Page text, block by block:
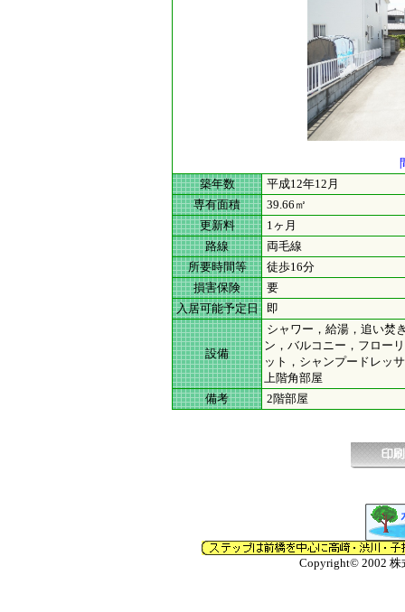
築年数
平成12年12月
専有面積
39.66㎡
更新料
1ヶ月
路線
両毛線
所要時間等
徒歩16分
損害保険
要
入居可能予定日
即
設備
シャワー，給湯，追い焚
ン，バルコニー，フロー
ット，シャンプードレッ
上階角部屋
備考
2階部屋
Copyright© 2002